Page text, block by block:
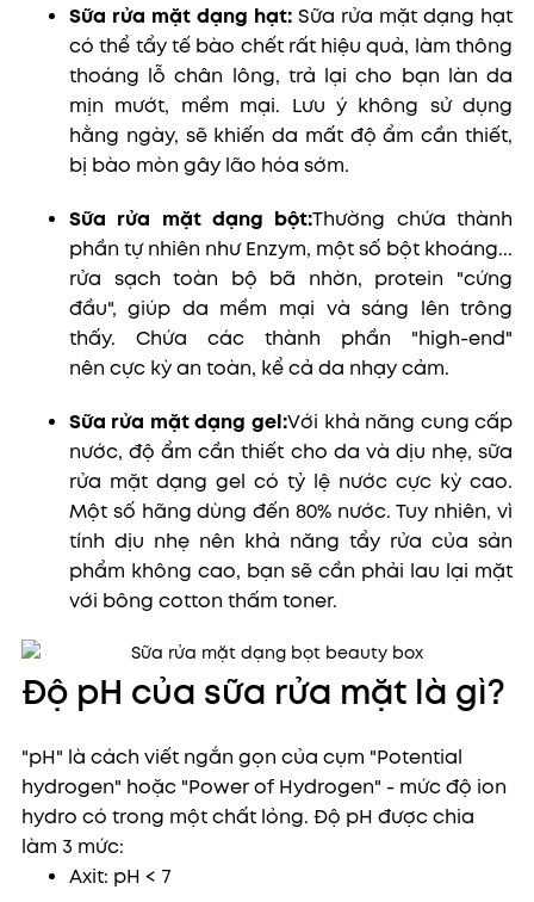
Sữa rửa mặt dạng hạt: Sữa rửa mặt dạng hạt
có thể tẩy tế bào chết rất hiệu quả, làm thông
thoáng lỗ chân lông, trả lại cho bạn làn da
mịn mướt, mềm mại. Lưu ý không sử dụng
hằng ngày, sẽ khiến da mất độ ẩm cần thiết,
bị bào mòn gây lão hóa sớm.
Sữa rửa mặt dạng bột:Thường chứa thành
phần tự nhiên như Enzym, một số bột khoáng...
rửa sạch toàn bộ bã nhờn, protein "cứng
đầu", giúp da mềm mại và sáng lên trông
thấy. Chứa các thành phần "high-end"
nên cực kỳ an toàn, kể cả da nhạy cảm.
Sữa rửa mặt dạng gel:Với khả năng cung cấp
nước, độ ẩm cần thiết cho da và dịu nhẹ, sữa
rửa mặt dạng gel có tỷ lệ nước cực kỳ cao.
Một số hãng dùng đến 80% nước. Tuy nhiên, vì
tính dịu nhẹ nên khả năng tẩy rửa của sản
phẩm không cao, bạn sẽ cần phải lau lại mặt
với bông cotton thấm toner.
Độ pH của sữa rửa mặt là gì?
"pH" là cách viết ngắn gọn của cụm "Potential
hydrogen" hoặc "Power of Hydrogen" - mức độ ion
hydro có trong một chất lỏng. Độ pH được chia
làm 3 mức:
Axit: pH < 7